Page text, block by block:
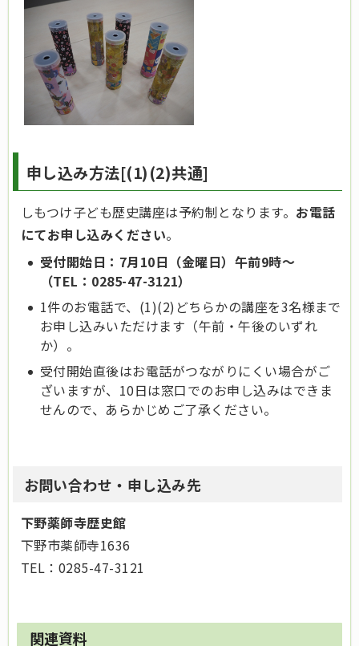
申し込み方法[(1)(2)共通]
しもつけ子ども歴史講座は予約制となります。 お電話
にてお申し込みください。
受付開始日：7月10日（金曜日）午前9時～
（TEL：0285-47-3121）
1件のお電話で、(1)(2)どちらかの講座を3名様まで
お申し込みいただけます（午前・午後のいずれ
か）。
受付開始直後はお電話がつながりにくい場合がご
ざいますが、10日は窓口でのお申し込みはできま
せんので、あらかじめご了承ください。
お問い合わせ・申し込み先
下野薬師寺歴史館
下野市薬師寺1636
TEL：0285-47-3121
関連資料